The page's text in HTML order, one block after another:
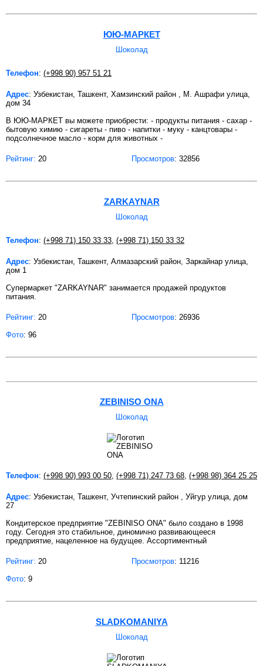
ЮЮ-МАРКЕТ
Шоколад
Телефон: (+998 90) 957 51 21
Адрес: Узбекистан, Ташкент, Хамзинский район , М. Ашрафи улица,
дом 34
В ЮЮ-МАРКЕТ вы можете приобрести: - продукты питания - сахар -
бытовую химию - сигареты - пиво - напитки - муку - канцтовары -
подсолнечное масло - корм для животных -
Рейтинг: 20 Просмотров: 32856
ZARKAYNAR
Шоколад
Телефон: (+998 71) 150 33 33 (+998 71) 150 33 32
Адрес: Узбекистан, Ташкент, Алмазарский район, Заркайнар улица,
дом 1
Супермаркет "ZARKAYNAR" занимается продажей продуктов
питания.
Рейтинг: 20 Просмотров: 26936
Фото: 96
ZEBINISO ONA
Шоколад
Телефон: (+998 90) 993 00 50 (+998 71) 247 73 68 (+998 98) 364 25 25
Адрес: Узбекистан, Ташкент, Учтепинский район , Уйгур улица, дом
27
Кондитерское предприятие "ZEBINISO ONA" было создано в 1998
году. Сегодня это стабильное, диномично развивающееся
предприятие, нацеленное на будущее. Ассортиментный
Рейтинг: 20 Просмотров: 11216
Фото: 9
SLADKOMANIYA
Шоколад